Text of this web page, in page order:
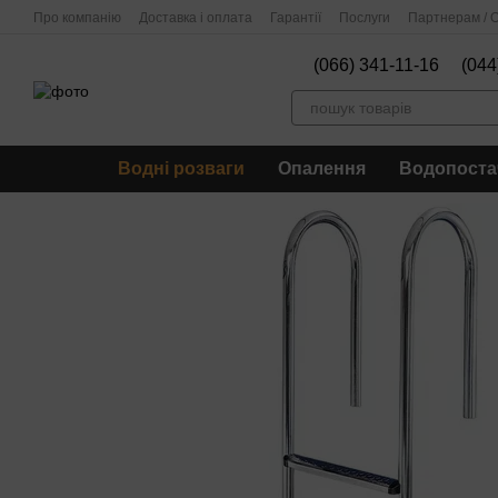
Перейти до основного контенту
Про компанію Доставка і оплата Гарантії Послуги Партнерам /
(066) 341-11-16
Водні розваги Опалення